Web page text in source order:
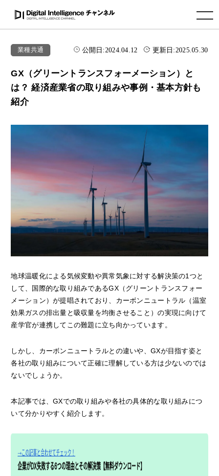
toggle navigation
業種共通 公開日:2024.04.12 更新日:2025.05.30
GX（グリーントランスフォーメーション）と
は？ 経済産業省の取り組みや事例・基本方針も
紹介
地球温暖化による気候変動や異常気象に対する解決策の1つと
して、国際的な取り組みであるGX（グリーントランスフォー
メーション）が提唱されており、カーボンニュートラル（温室
効果ガスの排出量と吸収量を均衡させること）の実現に向けて
産学官が連携してこの難題に立ち向かっています。
しかし、カーボンニュートラルとの違いや、GXが目指す姿と
各社の取り組みについて正確に理解している方は少ないのでは
ないでしょうか。
本記事では、GXでの取り組みや各社の具体的な取り組みにつ
いて分かりやすく紹介します。